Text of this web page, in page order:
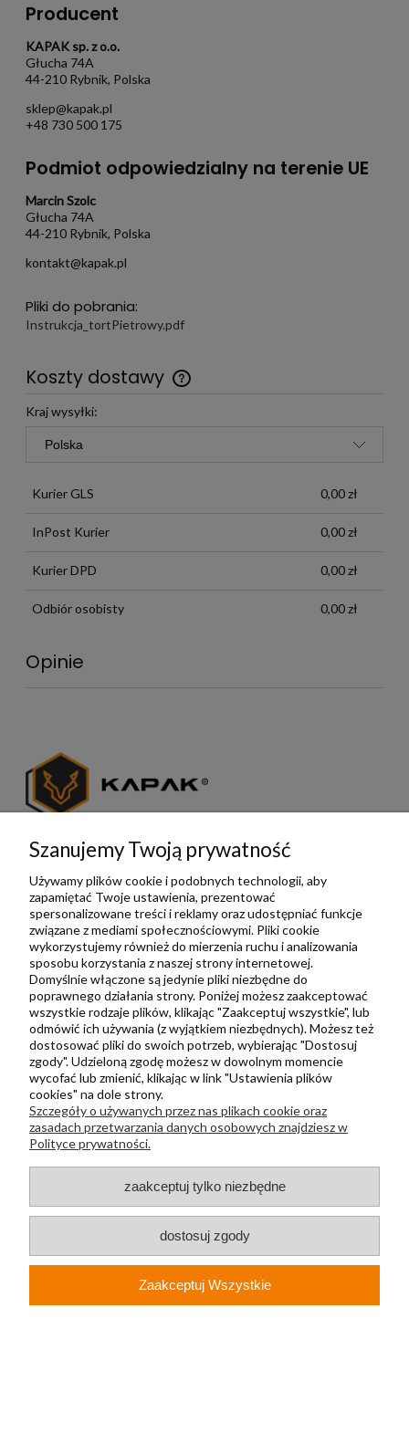
Producent
KAPAK sp. z o.o.
Głucha 74A
44-210 Rybnik, Polska
sklep@kapak.pl
+48 730 500 175
Podmiot odpowiedzialny na terenie UE
Marcin Szolc
Głucha 74A
44-210 Rybnik, Polska
kontakt@kapak.pl
Pliki do pobrania:
Instrukcja_tortPietrowy.pdf
Koszty dostawy
Darmowa wysyłka już od 299 zł
Kraj wysyłki:
Kurier GLS 0,00 zł
InPost Kurier 0,00 zł
Kurier DPD 0,00 zł
Odbiór osobisty 0,00 zł
Opinie
Kapak
Zamówienia indywidualne
Zamówienia hurtowe
O nas
Blog
Opinie
Instrukcje i certyfikaty
FAQ - pytania i odpowiedzi
Moje konto
Moje zamówienia
Moje dane
Zbieraj punkty za zakupy
Informacje
Regulamin
Szanujemy Twoją prywatność
Używamy plików cookie i podobnych technologii, aby
zapamiętać Twoje ustawienia, prezentować
spersonalizowane treści i reklamy oraz udostępniać funkcje
związane z mediami społecznościowymi. Pliki cookie
wykorzystujemy również do mierzenia ruchu i analizowania
sposobu korzystania z naszej strony internetowej.
Domyślnie włączone są jedynie pliki niezbędne do
poprawnego działania strony. Poniżej możesz zaakceptować
wszystkie rodzaje plików, klikając "Zaakceptuj wszystkie", lub
odmówić ich używania (z wyjątkiem niezbędnych). Możesz też
dostosować pliki do swoich potrzeb, wybierając "Dostosuj
zgody". Udzieloną zgodę możesz w dowolnym momencie
wycofać lub zmienić, klikając w link "Ustawienia plików
cookies" na dole strony.
Szczegóły o używanych przez nas plikach cookie oraz
zasadach przetwarzania danych osobowych znajdziesz w
Polityce prywatności.
zaakceptuj tylko niezbędne
dostosuj zgody
Zaakceptuj Wszystkie